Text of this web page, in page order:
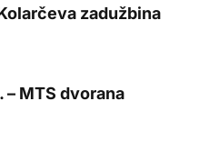
zadužbina
– MTS dvorana